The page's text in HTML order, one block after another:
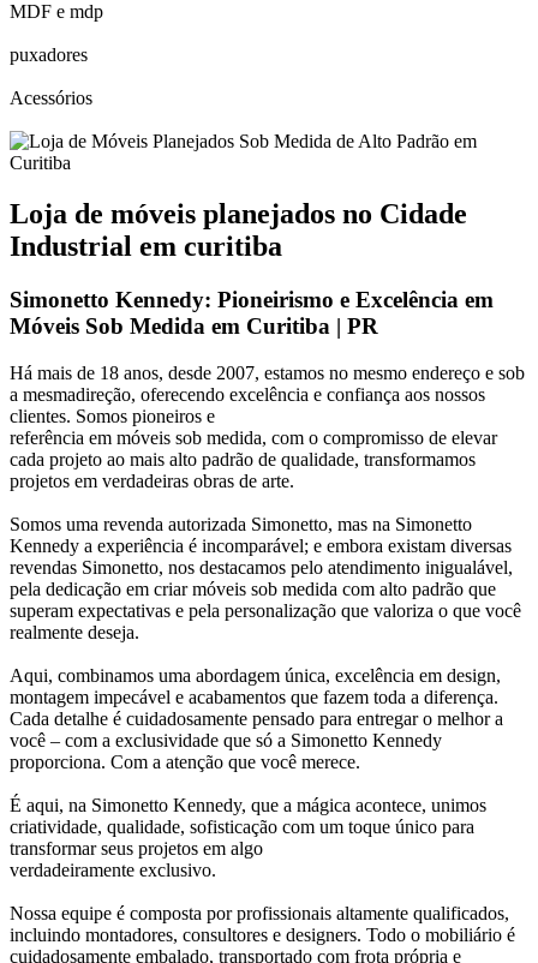
MDF e mdp
puxadores
Acessórios
Loja de móveis planejados no Cidade
Industrial em curitiba
Simonetto Kennedy: Pioneirismo e Excelência em
Móveis Sob Medida em Curitiba | PR
Há mais de 18 anos, desde 2007, estamos no mesmo endereço e sob
a mesmadireção, oferecendo excelência e confiança aos nossos
clientes. Somos pioneiros e
referência em móveis sob medida, com o compromisso de elevar
cada projeto ao mais alto padrão de qualidade, transformamos
projetos em verdadeiras obras de arte.
Somos uma revenda autorizada Simonetto, mas na Simonetto
Kennedy a experiência é incomparável; e embora existam diversas
revendas Simonetto, nos destacamos pelo atendimento inigualável,
pela dedicação em criar móveis sob medida com alto padrão que
superam expectativas e pela personalização que valoriza o que você
realmente deseja.
Aqui, combinamos uma abordagem única, excelência em design,
montagem impecável e acabamentos que fazem toda a diferença.
Cada detalhe é cuidadosamente pensado para entregar o melhor a
você – com a exclusividade que só a Simonetto Kennedy
proporciona. Com a atenção que você merece.
É aqui, na Simonetto Kennedy, que a mágica acontece, unimos
criatividade, qualidade, sofisticação com um toque único para
transformar seus projetos em algo
verdadeiramente exclusivo.
Nossa equipe é composta por profissionais altamente qualificados,
incluindo montadores, consultores e designers. Todo o mobiliário é
cuidadosamente embalado, transportado com frota própria e